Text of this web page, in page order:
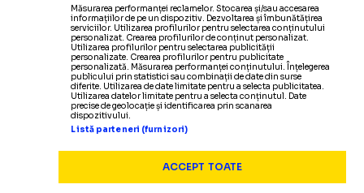
Măsurarea performanței reclamelor. Stocarea și/sau accesarea
informațiilor de pe un dispozitiv. Dezvoltarea și îmbunătățirea
serviciilor. Utilizarea profilurilor pentru selectarea conținutului
personalizat. Crearea profilurilor de conținut personalizat.
Utilizarea profilurilor pentru selectarea publicității
personalizate. Crearea profilurilor pentru publicitate
personalizată. Măsurarea performanței conținutului. Înțelegerea
publicului prin statistici sau combinații de date din surse
diferite. Utilizarea de date limitate pentru a selecta publicitatea.
Utilizarea datelor limitate pentru a selecta conținutul. Date
precise de geolocație și identificarea prin scanarea
dispozitivului.
Listă parteneri (furnizori)
ACCEPT TOATE